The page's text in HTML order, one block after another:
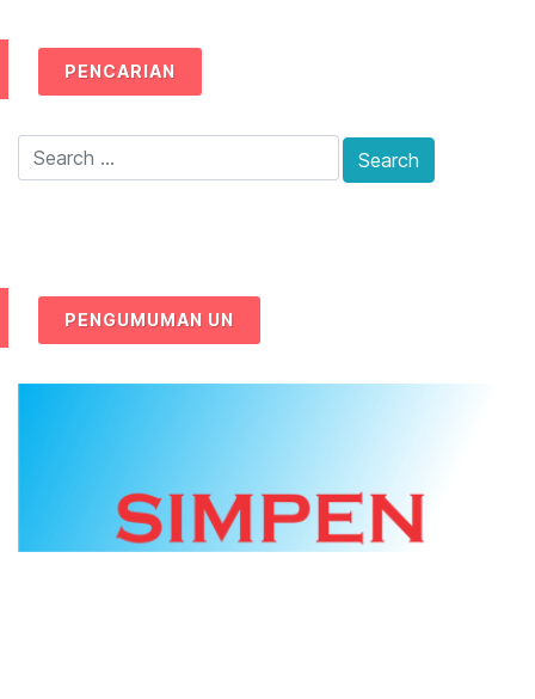
PENCARIAN
PENGUMUMAN UN